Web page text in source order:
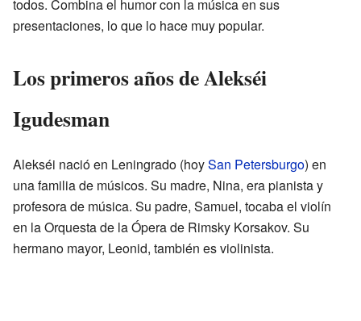
todos. Combina el humor con la música en sus
presentaciones, lo que lo hace muy popular.
Los primeros años de Alekséi
Igudesman
Alekséi nació en Leningrado (hoySan Petersburgo) en
una familia de músicos. Su madre, Nina, era pianista y
profesora de música. Su padre, Samuel, tocaba el violín
en la Orquesta de la Ópera de Rimsky Korsakov. Su
hermano mayor, Leonid, también es violinista.